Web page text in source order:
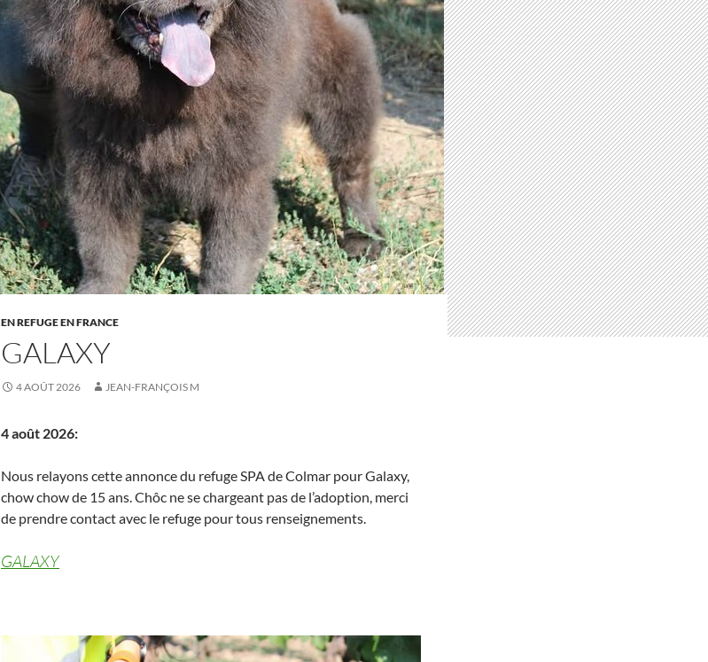
EN REFUGE EN FRANCE
GALAXY
4 AOÛT 2026 JEAN-FRANÇOIS M
4 août 2026:
Nous relayons cette annonce du refuge SPA de Colmar pour Galaxy,
chow chow de 15 ans. Chôc ne se chargeant pas de l’adoption, merci
de prendre contact avec le refuge pour tous renseignements.
GALAXY